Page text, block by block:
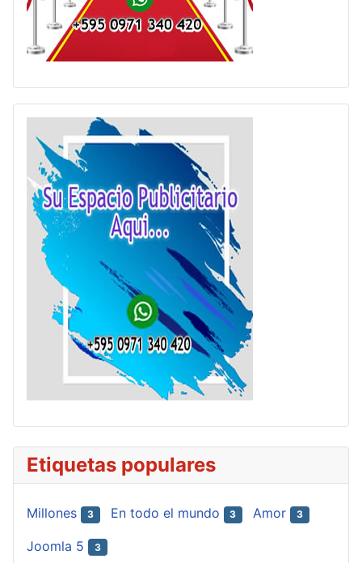
Etiquetas populares
Millones 3 En todo el mundo 3 Amor 3
Joomla 5 3